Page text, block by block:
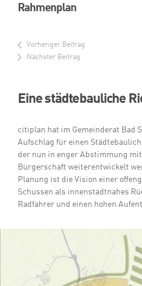
Rahmenplan
Vorheriger Beitrag
Nächster Beitrag
Eine städtebauliche
citiplan hat im Gemeinderat Bad
Aufschlag für einen
der nun in enger Abstimmung
Bürgerschaft weiterentwickelt
Planung ist die Vision einer
Schussen als innenstadtnahes
Radfahrer und einen hohen